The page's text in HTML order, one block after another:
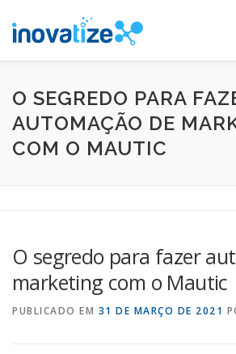
para
INOVATIZE MAUTIC INOVATIZE
MATERIAIS EDUCATIVOS
O SEGREDO PARA
AUTOMAÇÃO DE
COM O MAUTIC
O segredo para fazer
marketing com o Mautic
PUBLICADO EM 31 DE MARÇO DE 2021